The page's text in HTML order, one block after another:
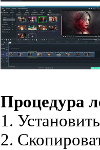
Процедура
1.
2.